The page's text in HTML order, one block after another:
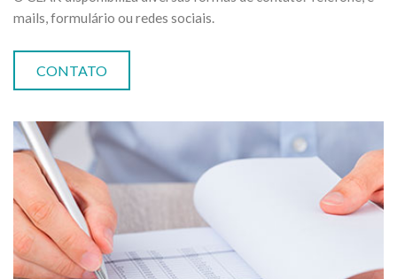
mails, formulário ou redes sociais.
CONTATO